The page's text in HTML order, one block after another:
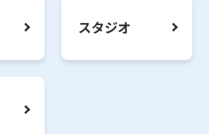
スタジオ